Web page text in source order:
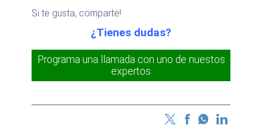
Si te gusta, comparte!
¿Tienes dudas?
Programa una llamada con uno de nuestos
expertos